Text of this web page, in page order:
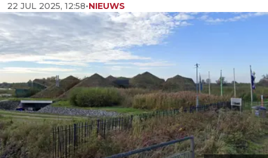
22 JUL 2025, 12:58•NIEUWS